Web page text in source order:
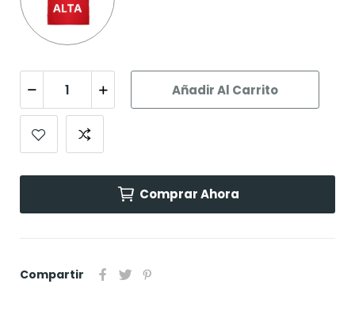
Añadir Al Carrito
Comprar Ahora
Compartir